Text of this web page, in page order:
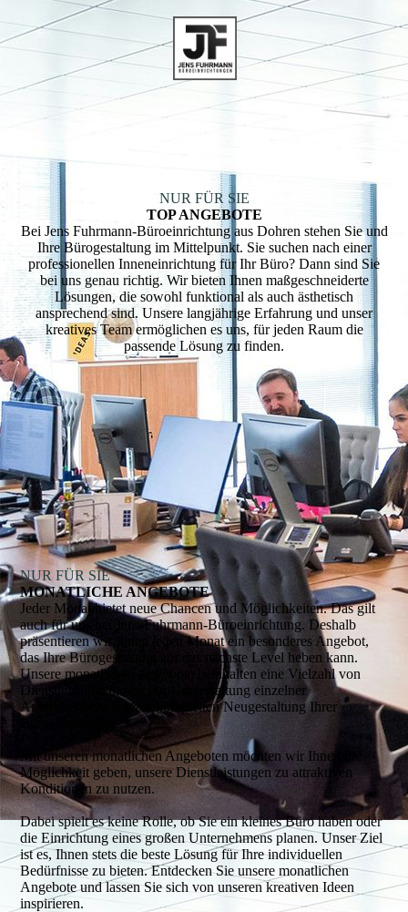
NUR FÜR SIE
TOP ANGEBOTE
Bei Jens Fuhrmann-Büroeinrichtung aus Dohren stehen Sie und
Ihre Bürogestaltung im Mittelpunkt. Sie suchen nach einer
professionellen Inneneinrichtung für Ihr Büro? Dann sind Sie
bei uns genau richtig. Wir bieten Ihnen maßgeschneiderte
Lösungen, die sowohl funktional als auch ästhetisch
ansprechend sind. Unsere langjährige Erfahrung und unser
kreatives Team ermöglichen es uns, für jeden Raum die
passende Lösung zu finden.
NUR FÜR SIE
MONATLICHE ANGEBOTE
Jeder Monat bietet neue Chancen und Möglichkeiten. Das gilt
auch für uns bei Jens Fuhrmann-Büroeinrichtung. Deshalb
präsentieren wir Ihnen jeden Monat ein besonderes Angebot,
das Ihre Bürogestaltung auf das nächste Level heben kann.
Unsere monatlichen Angebote beinhalten eine Vielzahl von
Dienstleistungen, von der Umgestaltung einzelner
Arbeitsbereiche bis zur kompletten Neugestaltung Ihrer
Mit unseren monatlichen Angeboten möchten wir Ihnen die
Möglichkeit geben, unsere Dienstleistungen zu attraktiven
Konditionen zu nutzen.
Dabei spielt es keine Rolle, ob Sie ein kleines Büro haben oder
die Einrichtung eines großen Unternehmens planen. Unser Ziel
ist es, Ihnen stets die beste Lösung für Ihre individuellen
Bedürfnisse zu bieten. Entdecken Sie unsere monatlichen
Angebote und lassen Sie sich von unseren kreativen Ideen
inspirieren.